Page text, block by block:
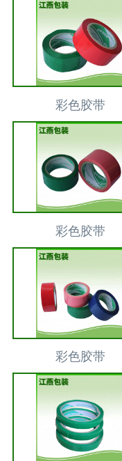
彩色胶带
彩色胶带
彩色胶带